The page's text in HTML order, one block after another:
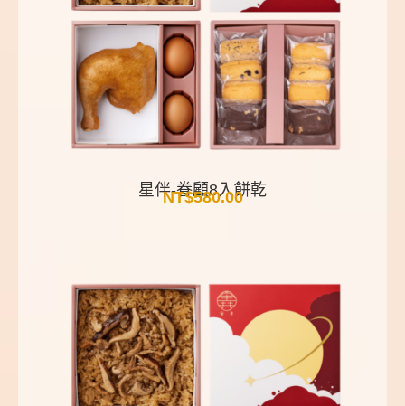
星伴-眷顧8入餅乾
NT$580.00